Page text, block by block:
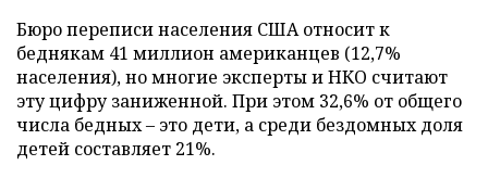
Бюро переписи населения США относит к
беднякам 41 миллион американцев (12,7%
населения), но многие эксперты и НКО считают
эту цифру заниженной. При этом 32,6% от общего
числа бедных – это дети, а среди бездомных доля
детей составляет 21%.